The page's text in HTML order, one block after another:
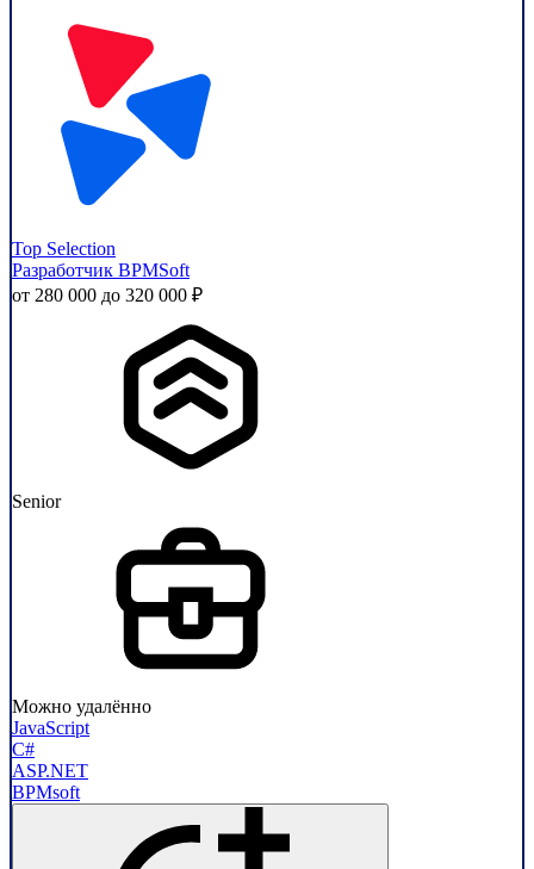
Top Selection
Разработчик BPMSoft
от 280 000 до 320 000 ₽
Senior
Можно удалённо
JavaScript
C#
ASP.NET
BPMsoft